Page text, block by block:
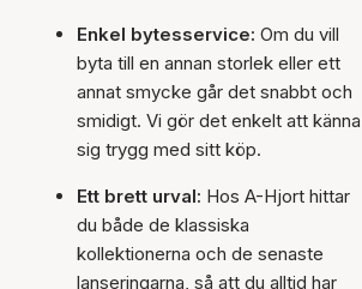
Enkel bytesservice: Om du vill
byta till en annan storlek eller ett
annat smycke går det snabbt och
smidigt. Vi gör det enkelt att känna
sig trygg med sitt köp.
Ett brett urval: Hos A-Hjort hittar
du både de klassiska
kollektionerna och de senaste
lanseringarna, så att du alltid har